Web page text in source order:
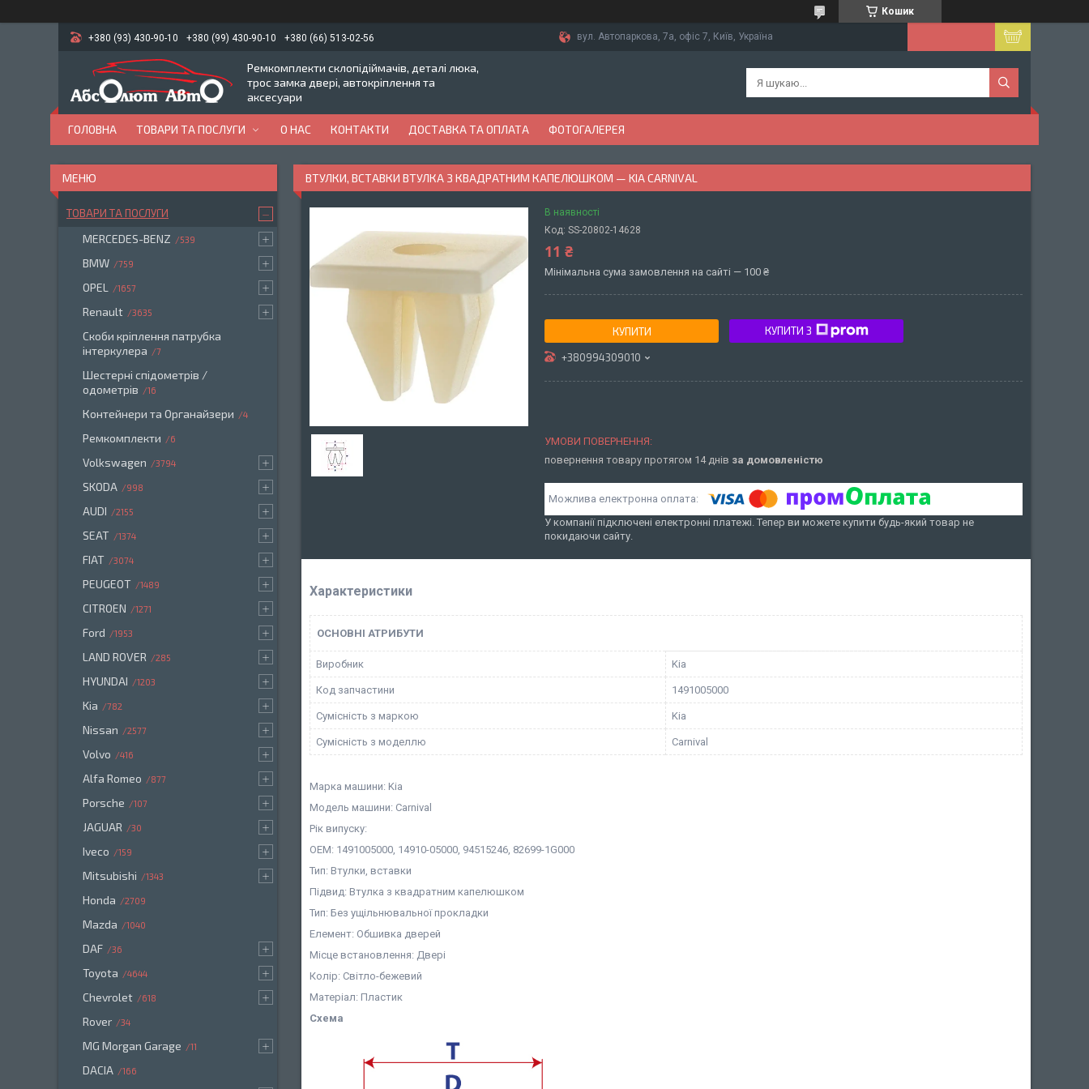
Кошик
+380 (93) 430-90-10 +380 (99) 430-90-10 +380 (66) 513-02-56 вул. Автопаркова, 7а, офіс 7, Київ, Україна
Ремкомплекти склопідіймачів, деталі люка,
трос замка двері, автокріплення та
аксесуари
ГОЛОВНА ТОВАРИ ТА ПОСЛУГИ О НАС КОНТАКТИ ДОСТАВКА ТА ОПЛАТА ФОТОГАЛЕРЕЯ
ВТУЛКИ, ВСТАВКИ ВТУЛКА З КВАДРАТНИМ КАПЕЛЮШКОМ — KIA CARNIVAL
В наявності
Код: SS-20802-14628
11 ₴
Мінімальна сума замовлення на сайті — 100 ₴
КУПИТИ КУПИТИ З
+380994309010
повернення товару протягом 14 днів за домовленістю
У компанії підключені електронні платежі. Тепер ви можете купити будь-який товар не
покидаючи сайту.
Характеристики
ОСНОВНІ АТРИБУТИ
Виробник Kia
Код запчастини 1491005000
Сумісність з маркою Kia
Сумісність з моделлю Carnival
Марка машини: Kia
Модель машини: Carnival
Рік випуску:
OEM: 1491005000, 14910-05000, 94515246, 82699-1G000
Тип: Втулки, вставки
Підвид: Втулка з квадратним капелюшком
Тип: Без ущільнювальної прокладки
Елемент: Обшивка дверей
Місце встановлення: Двері
Колір: Світло-бежевий
Матеріал: Пластик
Схема
ТОВАРИ ТА ПОСЛУГИ
MERCEDES-BENZ 539
BMW 759
OPEL 1657
Renault 3635
Скоби кріплення патрубка
інтеркулера
7
Шестерні спідометрів /
одометрів
16
Контейнери та Органайзери 4
Ремкомплекти 6
Volkswagen 3794
SKODA 998
AUDI 2155
SEAT 1374
FIAT 3074
PEUGEOT 1489
CITROEN 1271
Ford 1953
LAND ROVER 285
HYUNDAI 1203
Kia 782
Nissan 2577
Volvo 416
Alfa Romeo 877
Porsche 107
JAGUAR 30
Iveco 159
Mitsubishi 1343
Honda 2709
Mazda 1040
DAF 36
Toyota 4644
Chevrolet 618
Rover 34
MG Morgan Garage 11
DACIA 166